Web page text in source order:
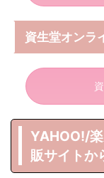
資生堂オン
YAHOO!/
販サイトか